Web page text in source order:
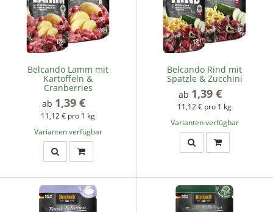
Belcando Lamm mit
Kartoffeln &
Cranberries
ab 1,39 €
11,12 € pro 1 kg
Varianten verfügbar
Belcando Rind mit
Spätzle & Zucchini
ab 1,39 €
11,12 € pro 1 kg
Varianten verfügbar